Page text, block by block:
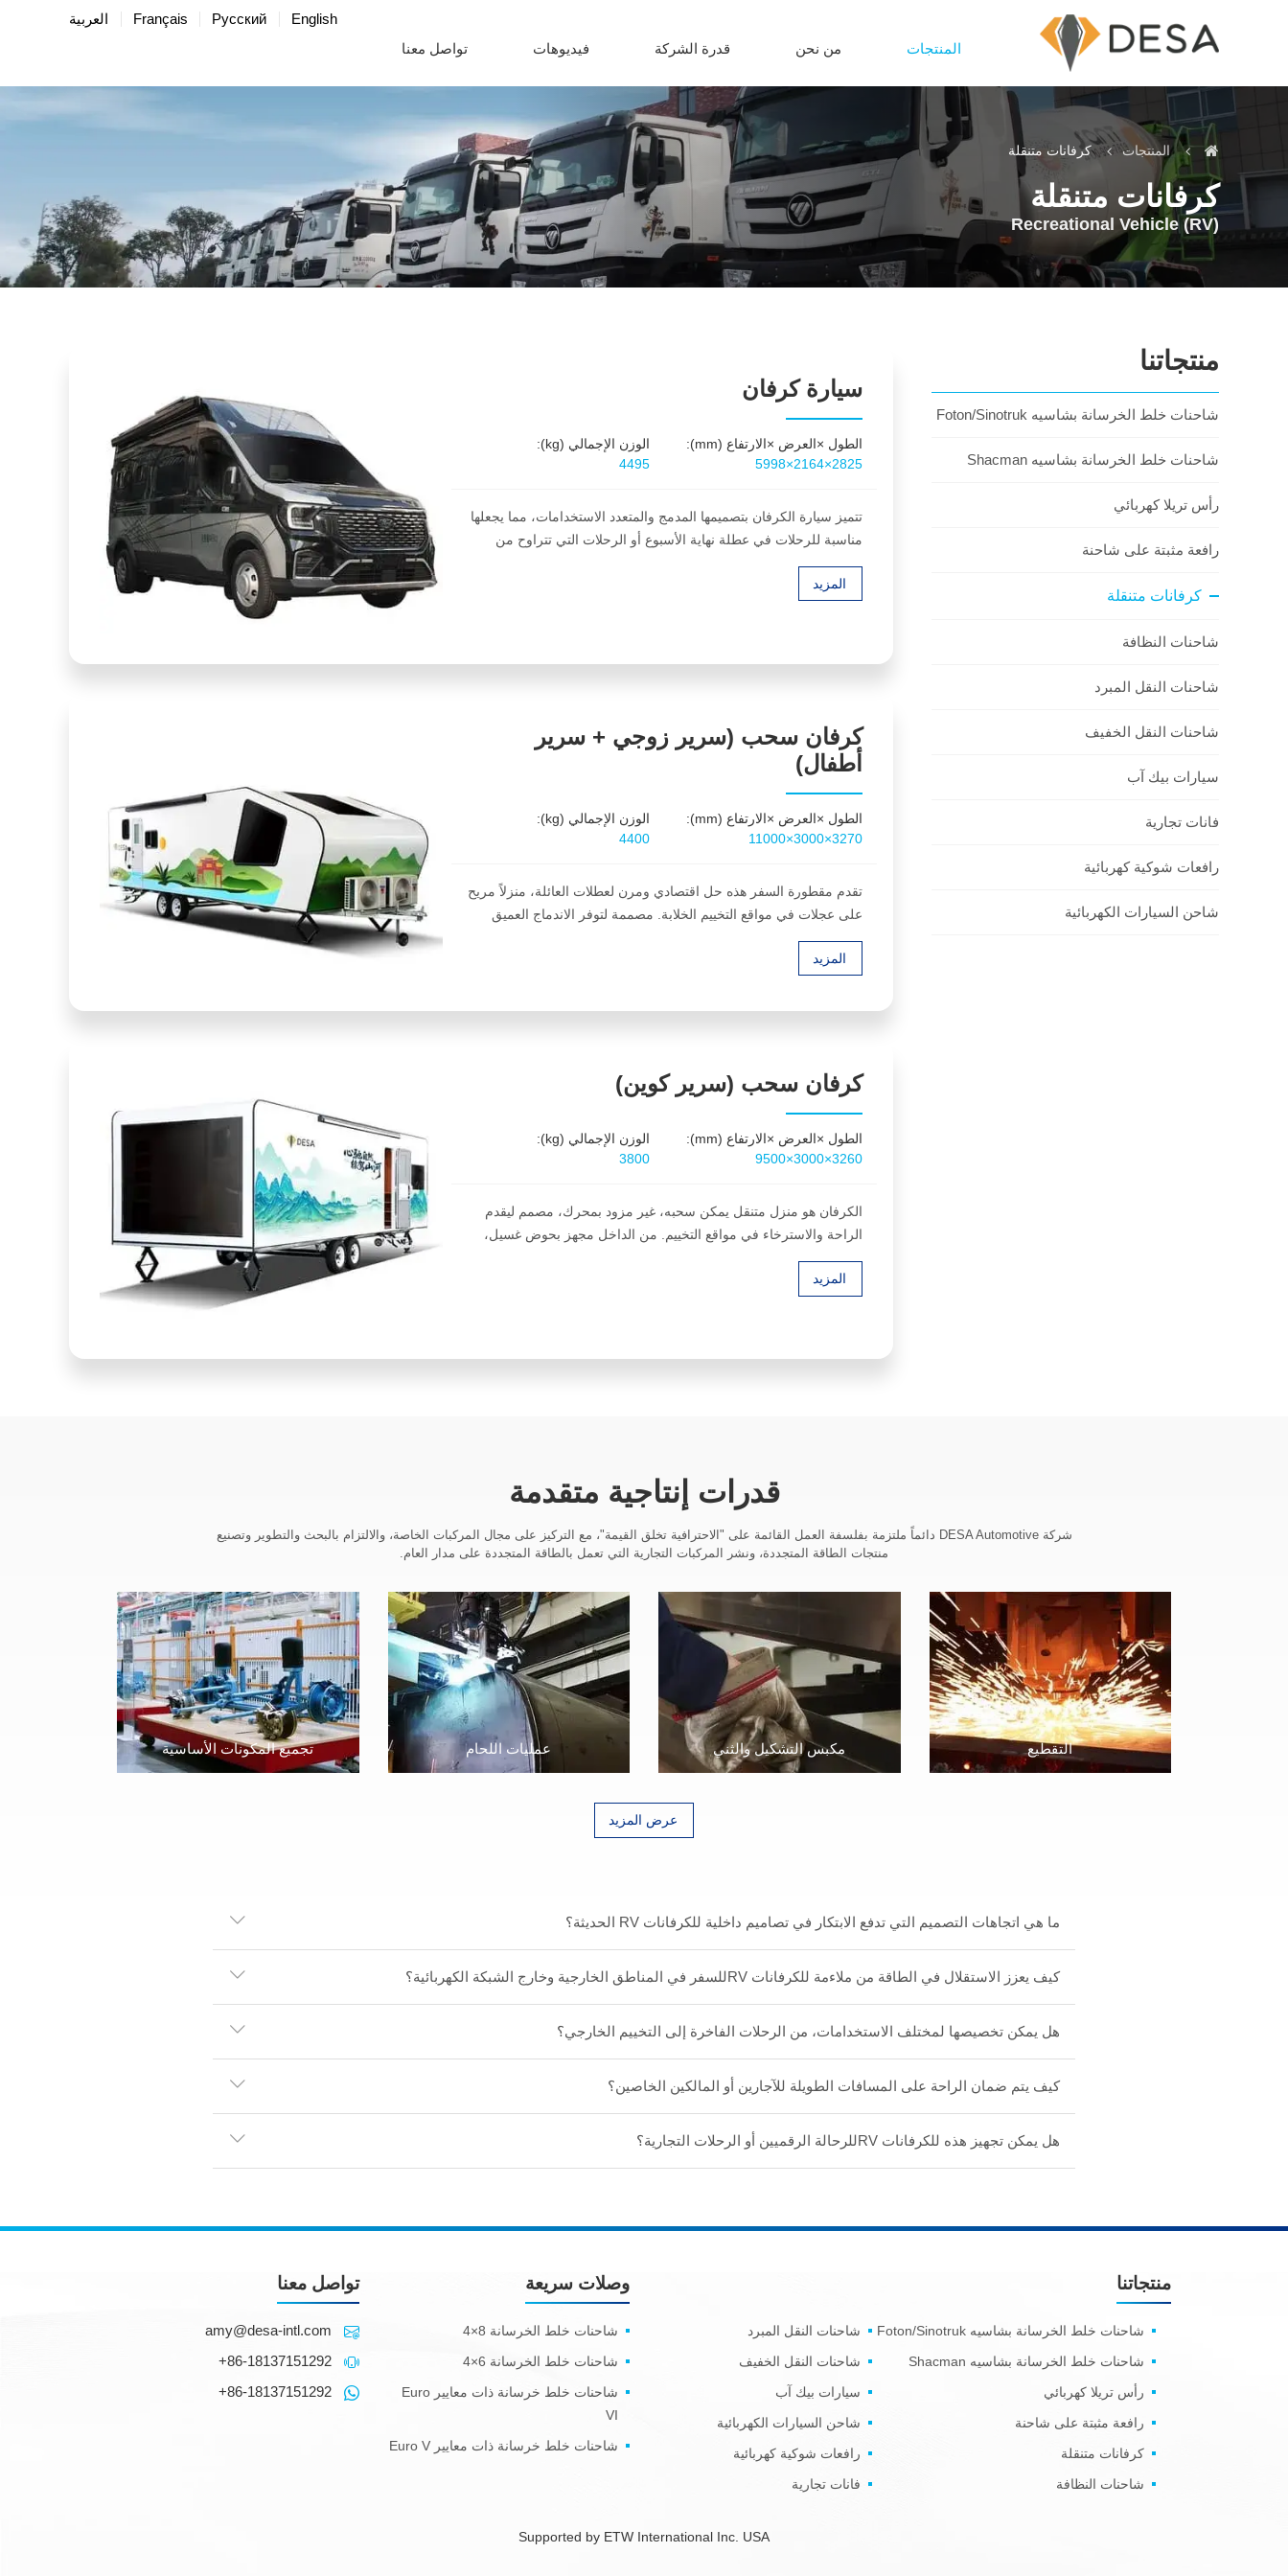
English
Русский
Français
العربية
المنتجات
من نحن قدرة الشركة فيديوهات تواصل معنا
المنتجات كرفانات متنقلة
كرفانات متنقلة
Recreational Vehicle (RV)
منتجاتنا
شاحنات خلط الخرسانة بشاسيه Foton/Sinotruk
شاحنات خلط الخرسانة بشاسيه Shacman
رأس تريلا كهربائي
رافعة مثبتة على شاحنة
كرفانات متنقلة
شاحنات النظافة
شاحنات النقل المبرد
شاحنات النقل الخفيف
سيارات بيك آب
فانات تجارية
رافعات شوكية كهربائية
شاحن السيارات الكهربائية
سيارة كرفان
الطول ×العرض ×الارتفاع (mm):
5998×2164×2825
الوزن الإجمالي (kg):
4495
تتميز سيارة الكرفان بتصميمها المدمج والمتعدد الاستخدامات، مما يجعلها
مناسبة للرحلات في عطلة نهاية الأسبوع أو الرحلات التي تتراوح من
المزيد
كرفان سحب (سرير زوجي + سرير
أطفال)
الطول ×العرض ×الارتفاع (mm):
11000×3000×3270
الوزن الإجمالي (kg):
4400
تقدم مقطورة السفر هذه حل اقتصادي ومرن لعطلات العائلة، منزلاً مريح
على عجلات في مواقع التخييم الخلابة. مصممة لتوفر الاندماج العميق
والراحة لرحلات لا تنسى.
المزيد
كرفان سحب (سرير كوين)
الطول ×العرض ×الارتفاع (mm):
9500×3000×3260
الوزن الإجمالي (kg):
3800
الكرفان هو منزل متنقل يمكن سحبه، غير مزود بمحرك، مصمم ليقدم
الراحة والاسترخاء في مواقع التخييم. من الداخل مجهز بحوض غسيل،
منطقة دش، رف تجفيف، ثلاجة صغيرة، وسرير مزدوج بحجم كوين،
ليحوي جميع الأساسيات لعيش هادئ ومريح أثناء السفر.
المزيد
قدرات إنتاجية متقدمة
شركة DESA Automotive دائماً ملتزمة بفلسفة العمل القائمة على "الاحترافية تخلق القيمة"، مع التركيز على مجال المركبات الخاصة، والالتزام بالبحث والتطوير وتصنيع
منتجات الطاقة المتجددة، ونشر المركبات التجارية التي تعمل بالطاقة المتجددة على مدار العام.
التقطيع مكبس التشكيل والثني عمليات اللحام تجميع المكونات الأساسية
عرض المزيد
ما هي اتجاهات التصميم التي تدفع الابتكار في تصاميم داخلية للكرفانات RV الحديثة؟
كيف يعزز الاستقلال في الطاقة من ملاءمة للكرفانات RVللسفر في المناطق الخارجية وخارج الشبكة الكهربائية؟
هل يمكن تخصيصها لمختلف الاستخدامات، من الرحلات الفاخرة إلى التخييم الخارجي؟
كيف يتم ضمان الراحة على المسافات الطويلة للآجارين أو المالكين الخاصين؟
هل يمكن تجهيز هذه للكرفانات RVللرحالة الرقميين أو الرحلات التجارية؟
منتجاتنا
شاحنات خلط الخرسانة بشاسيه Foton/Sinotruk
شاحنات خلط الخرسانة بشاسيه Shacman
رأس تريلا كهربائي
رافعة مثبتة على شاحنة
كرفانات متنقلة
شاحنات النظافة
شاحنات النقل المبرد
شاحنات النقل الخفيف
سيارات بيك آب
شاحن السيارات الكهربائية
رافعات شوكية كهربائية
فانات تجارية
وصلات سريعة
شاحنات خلط الخرسانة 8×4
شاحنات خلط الخرسانة 6×4
شاحنات خلط خرسانة ذات معايير Euro
VI
شاحنات خلط خرسانة ذات معايير Euro V
تواصل معنا
amy@desa-intl.com
+86-18137151292
+86-18137151292
Supported by ETW International Inc. USA